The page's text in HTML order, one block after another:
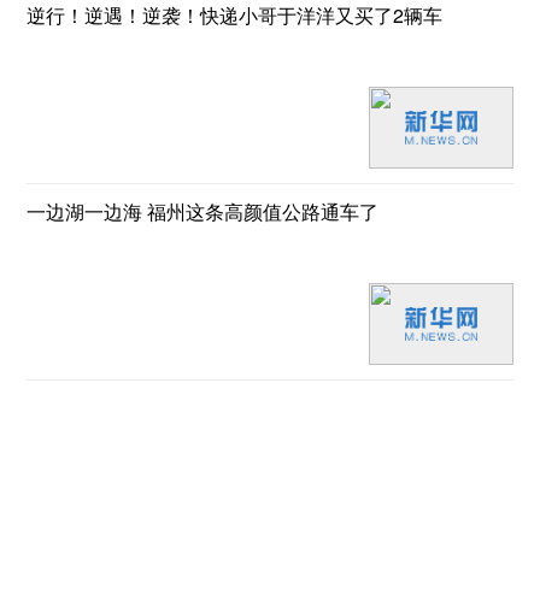
逆行！逆遇！逆袭！快递小哥于洋洋又买了2辆车
一边湖一边海 福州这条高颜值公路通车了